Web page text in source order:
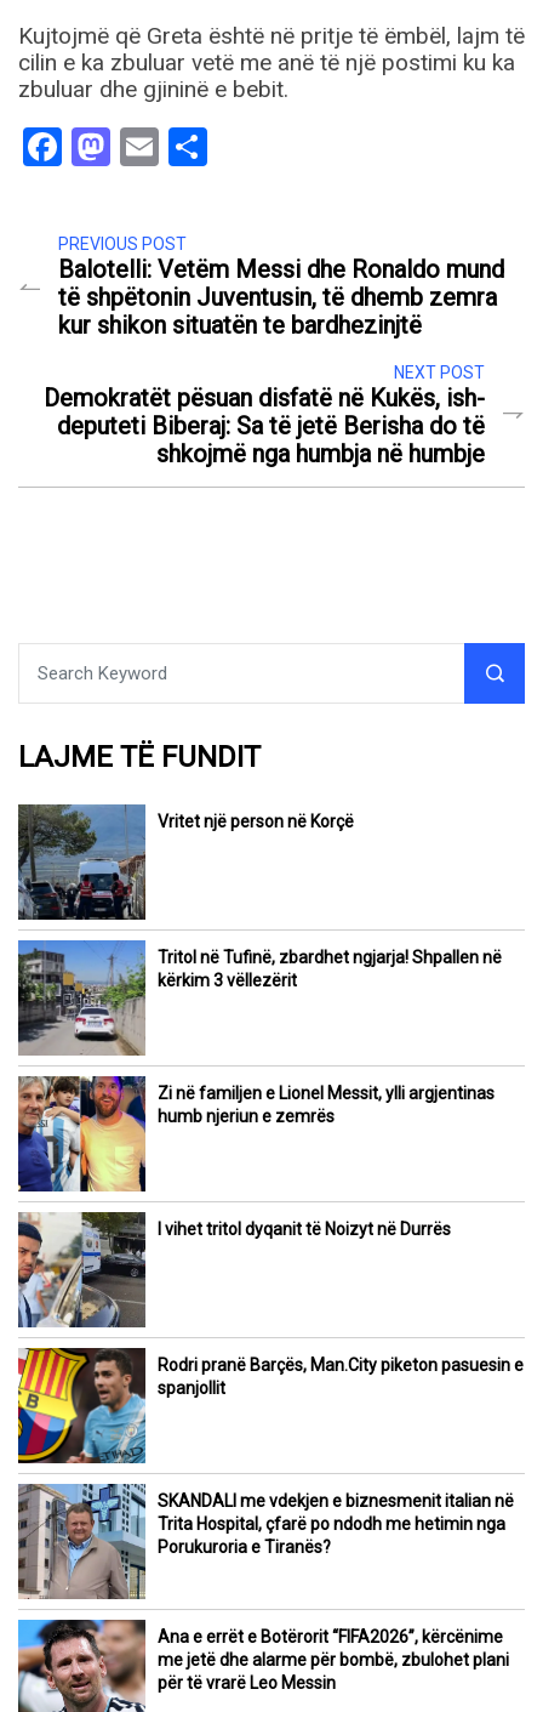
Kujtojmë që Greta është në pritje të ëmbël, lajm të
cilin e ka zbuluar vetë me anë të një postimi ku ka
zbuluar dhe gjininë e bebit.
Facebook
Mastodon
Email
PREVIOUS POST
Balotelli: Vetëm Messi dhe Ronaldo mund
të shpëtonin Juventusin, të dhemb zemra
kur shikon situatën te bardhezinjtë
NEXT POST
Demokratët pësuan disfatë në Kukës, ish-
deputeti Biberaj: Sa të jetë Berisha do të
shkojmë nga humbja në humbje
LAJME TË FUNDIT
Vritet një person në Korçë
Tritol në Tufinë, zbardhet ngjarja! Shpallen në
kërkim 3 vëllezërit
Zi në familjen e Lionel Messit, ylli argjentinas
humb njeriun e zemrës
I vihet tritol dyqanit të Noizyt në Durrës
Rodri pranë Barçës, Man.City piketon pasuesin e
spanjollit
SKANDALI me vdekjen e biznesmenit italian në
Trita Hospital, çfarë po ndodh me hetimin nga
Porukuroria e Tiranës?
Ana e errët e Botërorit “FIFA2026”, kërcënime
me jetë dhe alarme për bombë, zbulohet plani
për të vrarë Leo Messin